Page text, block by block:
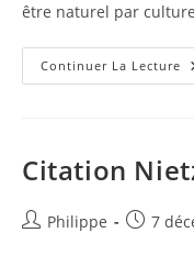
être naturel par
Continuer La Lecture
Citation
Auteur/autrice
Philippe 7